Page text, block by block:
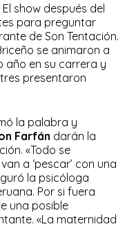
show después del
para preguntar
de Son Tentación.
se animaron a
año en su carrera y
presentaron
la palabra y
Farfán darán la
«Todo se
a ‘pescar’ con una
la psicóloga
Por si fuera
una posible
«La maternidad